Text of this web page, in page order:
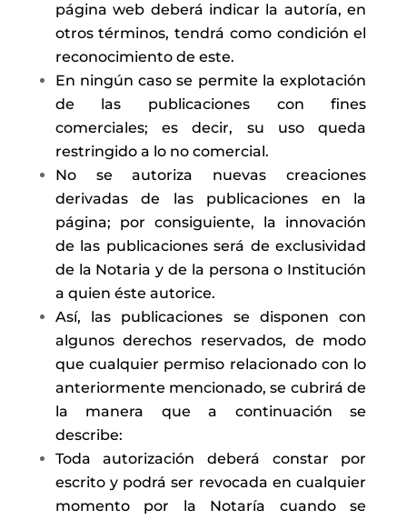
página web deberá indicar la autoría, en
otros términos, tendrá como condición el
reconocimiento de este.
En ningún caso se permite la explotación
de las publicaciones con fines
comerciales; es decir, su uso queda
restringido a lo no comercial.
No se autoriza nuevas creaciones
derivadas de las publicaciones en la
página; por consiguiente, la innovación
de las publicaciones será de exclusividad
de la Notaria y de la persona o Institución
a quien éste autorice.
Así, las publicaciones se disponen con
algunos derechos reservados, de modo
que cualquier permiso relacionado con lo
anteriormente mencionado, se cubrirá de
la manera que a continuación se
describe:
Toda autorización deberá constar por
escrito y podrá ser revocada en cualquier
momento por la Notaría cuando se